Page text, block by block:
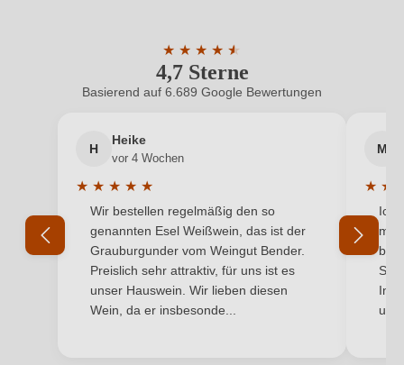
4,7 Sterne
★ ★ ★ ★ ★
★
Durchschnittliche Bewertung von 4.7
Basierend auf 6.689 Google Bewertungen
H
Heike
vor 4 Wochen
★ ★ ★ ★ ★
Durchschnittliche Bewertung von 5 von 5 Sternen
Wir bestellen regelmäßig den so
genannten Esel Weißwein, das ist der
Grauburgunder vom Weingut Bender.
Preislich sehr attraktiv, für uns ist es
unser Hauswein. Wir lieben diesen
Wein, da er insbesonde...
M
★ ★
Ich
mit
und